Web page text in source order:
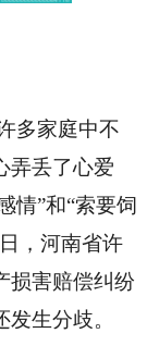
多家庭中不
弄丢了心爱
情”和“索要饲
，河南省许
损害赔偿纠纷
生分歧。